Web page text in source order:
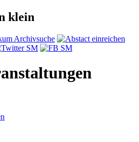
klein